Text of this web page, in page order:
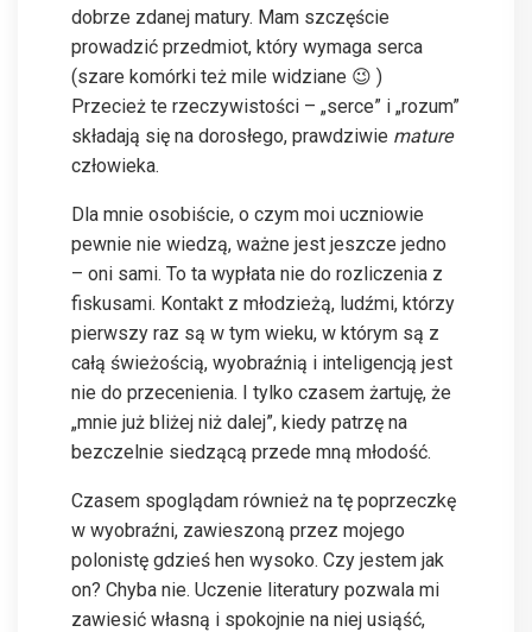
dobrze zdanej matury. Mam szczęście
prowadzić przedmiot, który wymaga serca
(szare komórki też mile widziane 😉 )
Przecież te rzeczywistości – „serce” i „rozum”
składają się na dorosłego, prawdziwie mature
człowieka.
Dla mnie osobiście, o czym moi uczniowie
pewnie nie wiedzą, ważne jest jeszcze jedno
– oni sami. To ta wypłata nie do rozliczenia z
fiskusami. Kontakt z młodzieżą, ludźmi, którzy
pierwszy raz są w tym wieku, w którym są z
całą świeżością, wyobraźnią i inteligencją jest
nie do przecenienia. I tylko czasem żartuję, że
„mnie już bliżej niż dalej”, kiedy patrzę na
bezczelnie siedzącą przede mną młodość.
Czasem spoglądam również na tę poprzeczkę
w wyobraźni, zawieszoną przez mojego
polonistę gdzieś hen wysoko. Czy jestem jak
on? Chyba nie. Uczenie literatury pozwala mi
zawiesić własną i spokojnie na niej usiąść,